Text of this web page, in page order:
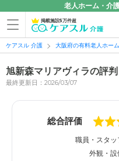
老人ホーム・介
掲載施設5万件超
ケアスル 介護 大阪府の有料老人ホー
旭新森マリアヴィラの評
最終更新日：2026/03/07
総合評価
職員・スタッ
外観・設